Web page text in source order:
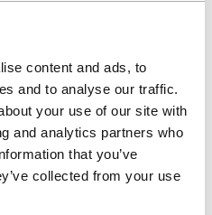
content and ads, to
and to analyse our traffic.
your use of our site with
and analytics partners who
that you’ve
collected from your use
overgeslagen.